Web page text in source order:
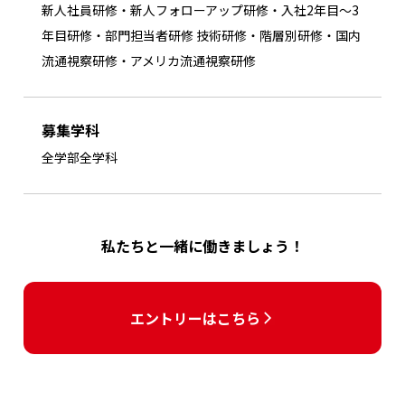
新人社員研修・新人フォローアップ研修・入社2年目～3
年目研修・部門担当者研修 技術研修・階層別研修・国内
流通視察研修・アメリカ流通視察研修
募集学科
全学部全学科
私たちと一緒に働きましょう！
エントリーはこちら